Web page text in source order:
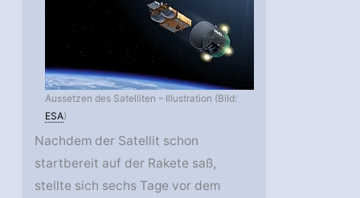
Aussetzen des Satelliten – Illustration (Bild:
ESA)
Nachdem der Satellit schon
startbereit auf der Rakete saß,
stellte sich sechs Tage vor dem